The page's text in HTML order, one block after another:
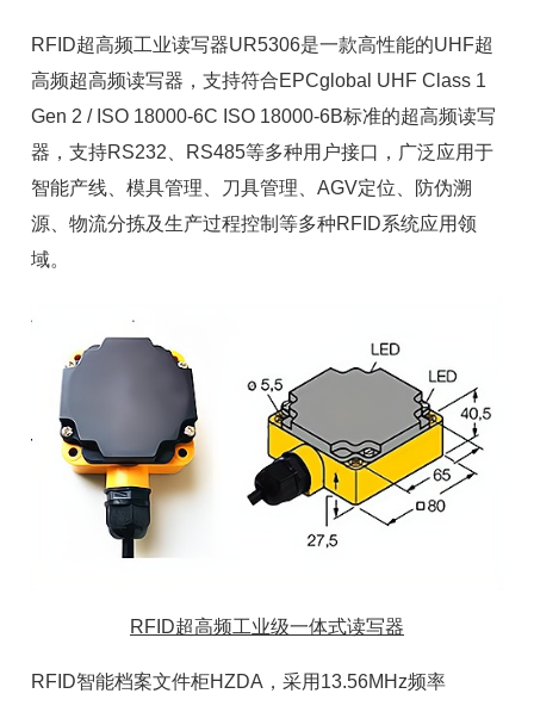
RFID超高频工业读写器UR5306是一款高性能的UHF超
高频超高频读写器 ，支持符合EPCglobal UHF Class 1
Gen 2 / ISO 18000-6C ISO 18000-6B标准的超高频读写
器 ，支持RS232、RS485等多种用户接口，广泛应用于
智能产线 、模具管理、刀具管理、AGV定位、防伪溯
源、物流分拣及生产过程控制等多种RFID系统应用领
域。
RFID超高频工业级一体式读写器
RFID智能档案文件柜HZDA，采用13.56MHz频率